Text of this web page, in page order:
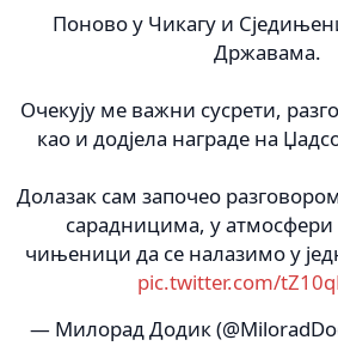
Поново у Чикагу и
Државама.
Очекују ме важни сусрети,
као и додјела награде на
Долазак сам започео
сарадницима, у атмосфери
чињеници да се налазимо у
pic.twitter.com/
— Милорад Додик